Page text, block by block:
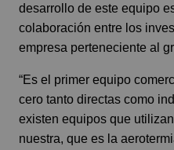
desarrollo de este equipo
colaboración entre los
empresa perteneciente al
“Es el primer equipo
cero tanto directas como
existen equipos que
nuestra, que es la